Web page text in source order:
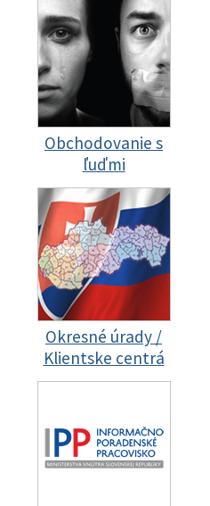
Obchodovanie s
ľuďmi
Okresné úrady /
Klientske centrá